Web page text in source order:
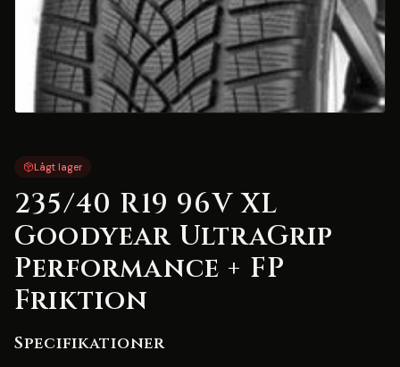
Lågt lager
235/40 R19 96V XL
Goodyear UltraGrip
Performance + FP
Friktion
Specifikationer